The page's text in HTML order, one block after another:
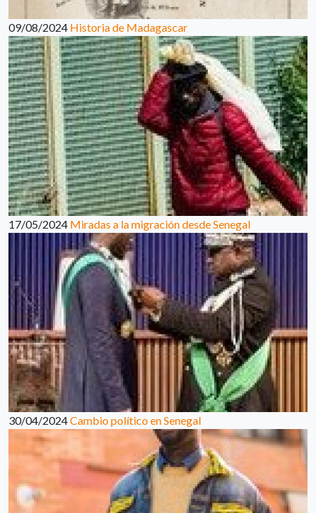
09/08/2024 Historia de Madagascar
17/05/2024 Miradas a la migración desde Senegal
30/04/2024Cambio político en Senegal